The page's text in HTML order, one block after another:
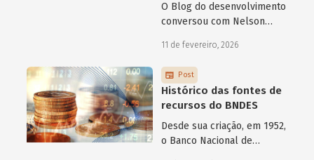
O Blog do desenvolvimento
conversou com Nelson
atuais do desenvolvimento
hoje.
11 de fevereiro, 2026
Post
Histórico das fontes de
recursos do BNDES
Desde sua criação, em 1952,
o Banco Nacional de